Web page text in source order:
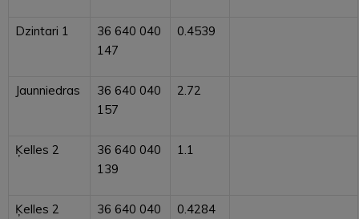
Dzintari 1
36 640 040
147
0.4539
Jaunniedras
36 640 040
157
2.72
Ķelles 2
36 640 040
139
1.1
Ķelles 2
36 640 040
0.4284